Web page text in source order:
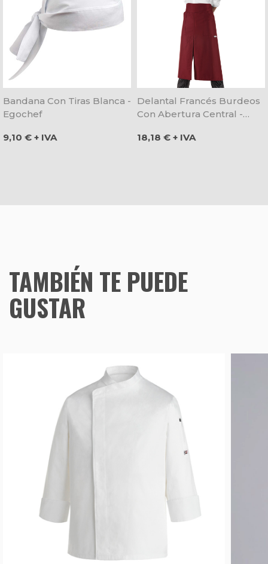
Bandana Con Tiras Blanca -
Egochef
Precio
9,10 € + IVA
Delantal Francés Burdeos
Con Abertura Central -
Precio
18,18 € + IVA
TAMBIÉN TE PUEDE
GUSTAR